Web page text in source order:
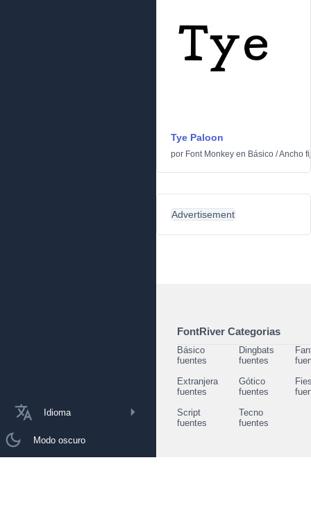
Idioma
Modo oscuro
Tye Paloon
por Font Monkey en Básico /Ancho
Advertisement
FontRiver Categorias
Básico
fuentes
Dingbats
fuentes
Extranjera
fuentes
Gótico
fuentes
Script
fuentes
Tecno
fuentes